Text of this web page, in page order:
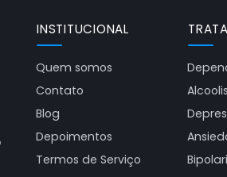
INSTITUCIONAL
Quem somos
Contato
Blog
Depoimentos
Termos de Serviço